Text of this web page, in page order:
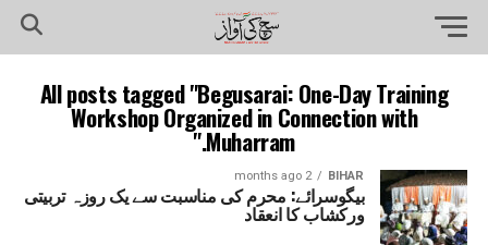
All posts tagged "Begusarai: One-Day Training
Workshop Organized in Connection with
Muharram."
BIHAR
2 months ago
بیگوسرائے: محرم کی مناسبت سے یک روزہ تربیتی
ورکشاب کا انعقاد